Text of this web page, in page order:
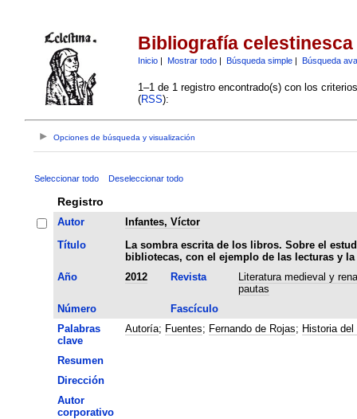
Bibliografía celestinesca
Inicio| Mostrar todo| Búsqueda simple| Búsqueda
1–1 de 1 registro encontrado(s) con los
(RSS):
Opciones de búsqueda y visualización
Seleccionar todo Deseleccionar todo
Registro
Autor
Infantes, Víctor
Título
La sombra escrita de los libros. Sobre el
bibliotecas, con el ejemplo de las lecturas y
Año
2012 Revista
Literatura medieval y
pautas
Número
Fascículo
Palabras
clave
Autoría; Fuentes; Fernando de Rojas; Historia del
Resumen
Dirección
Autor
corporativo